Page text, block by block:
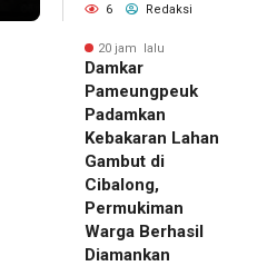
6 Redaksi
20 jam lalu
Damkar
Pameungpeuk
Padamkan
Kebakaran Lahan
Gambut di
Cibalong,
Permukiman
Warga Berhasil
Diamankan